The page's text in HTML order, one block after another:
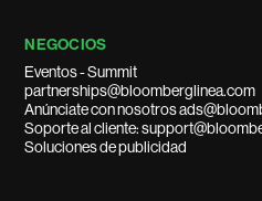
NEGOCIOS
Eventos - Summit
partnerships@bloomberglinea.com
Anúnciate con nosotros
Soporte al cliente:
Soluciones de publicidad